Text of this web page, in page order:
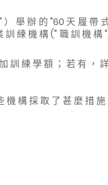
舉 辦 的 "60 天 履 帶
練 機 構 (" 職 訓 機 構
訓 練 學 額 ； 若 有 ，
機 構 採 取 了 甚 麼 措